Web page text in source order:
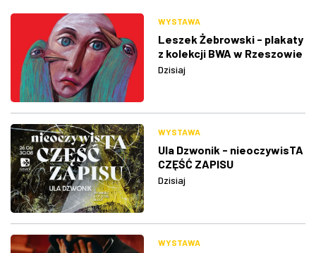
WYSTAWA
Leszek Żebrowski - plakaty
z kolekcji BWA w Rzeszowie
Dzisiaj
WYSTAWA
Ula Dzwonik - nieoczywisTA
CZĘŚĆ ZAPISU
Dzisiaj
WYSTAWA